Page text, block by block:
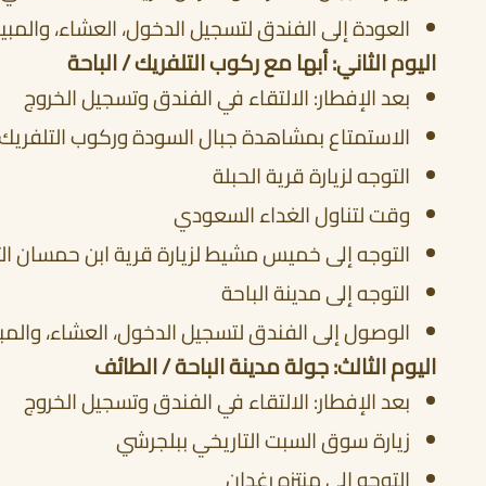
العودة إلى الفندق لتسجيل الدخول، العشاء،
اليوم الثاني: أبها مع ركوب التلفريك / الباحة
بعد الإفطار: الالتقاء في الفندق وتسجيل الخروج
الاستمتاع بمشاهدة جبال السودة وركوب
التوجه لزيارة قرية الحبلة
وقت لتناول الغداء السعودي
التوجه إلى خميس مشيط لزيارة قرية ابن حمسان
التوجه إلى مدينة الباحة
الوصول إلى الفندق لتسجيل الدخول، العشاء،
اليوم الثالث: جولة مدينة الباحة / الطائف
بعد الإفطار: الالتقاء في الفندق وتسجيل الخروج
زيارة سوق السبت التاريخي ببلجرشي